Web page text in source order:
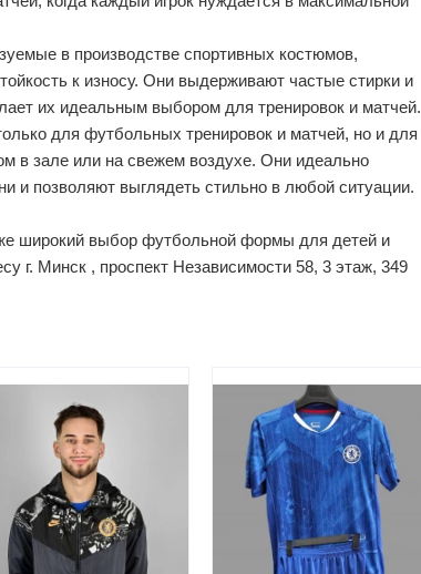
в производстве спортивных костюмов,
к износу. Они выдерживают частые стирки и
их идеальным выбором для тренировок и матчей.
для футбольных тренировок и матчей, но и для
в зале или на свежем воздухе. Они идеально
и позволяют выглядеть стильно в любой ситуации.
широкий выбор футбольной формы для детей и
г. Минск , проспект Независимости 58, 3 этаж, 349